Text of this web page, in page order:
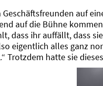
auf
auf die Bühne
dass ihr auffällt, dass
eigentlich alles ganz
Trotzdem hatte sie